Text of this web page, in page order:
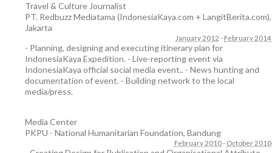
Travel & Culture Journalist
PT. Redbuzz Mediatama (IndonesiaKaya.com + LangitBerita.com),
Jakarta
January 2012 - February 2014
- Planning, designing and executing itinerary plan for
IndonesiaKaya Expedition. - Live-reporting event via
IndonesiaKaya official social media event.. - News hunting and
documentation of event. - Building network to the local
media/press.
Media Center
PKPU - National Humanitarian Foundation, Bandung
February 2010- October 2010